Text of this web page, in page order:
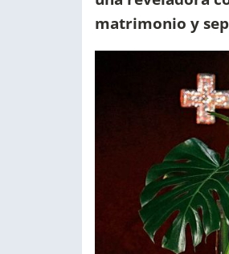
matrimonio y